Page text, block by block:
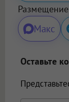
Макс
Оставьте